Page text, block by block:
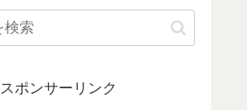
スポンサーリンク